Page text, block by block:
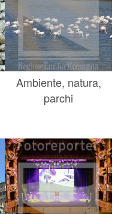
Ambiente, natura,
parchi